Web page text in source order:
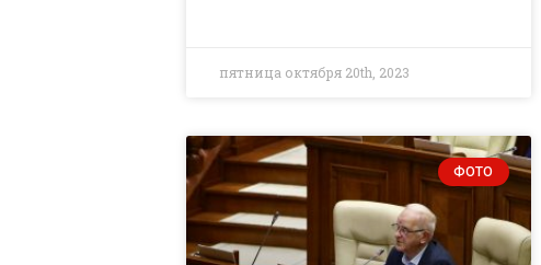
пятница октября 20th, 2023
ФОТО